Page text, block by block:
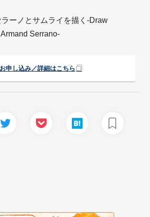
ーノとサムライを描く-Draw
Serrano-
お申し込み／詳細はこちら